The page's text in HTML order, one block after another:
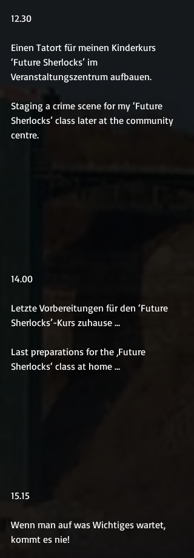
12.30
Einen Tatort für meinen Kinderkurs
‘Future Sherlocks’ im
Veranstaltungszentrum aufbauen.
Staging a crime scene for my ‘Future
Sherlocks’ class later at the community
centre.
14.00
Letzte Vorbereitungen für den ‘Future
Sherlocks’-Kurs zuhause …
Last preparations for the ‚Future
Sherlocks‘ class at home …
15.15
Wenn man auf was Wichtiges wartet,
kommt es nie!